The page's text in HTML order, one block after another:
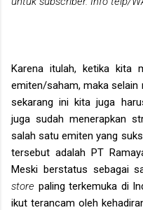
Karena itulah, ketika kita
emiten/saham, maka selain
sekarang ini kita juga
juga sudah menerapkan
salah satu emiten yang
tersebut adalah PT
Meski berstatus sebagai
store paling terkemuka di
ikut terancam oleh